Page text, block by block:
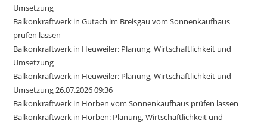
Umsetzung
Balkonkraftwerk in Gutach im Breisgau vom Sonnenkaufhaus
prüfen lassen
Balkonkraftwerk in Heuweiler: Planung, Wirtschaftlichkeit und
Umsetzung
Balkonkraftwerk in Heuweiler: Planung, Wirtschaftlichkeit und
Umsetzung 26.07.2026 09:36
Balkonkraftwerk in Horben vom Sonnenkaufhaus prüfen lassen
Balkonkraftwerk in Horben: Planung, Wirtschaftlichkeit und